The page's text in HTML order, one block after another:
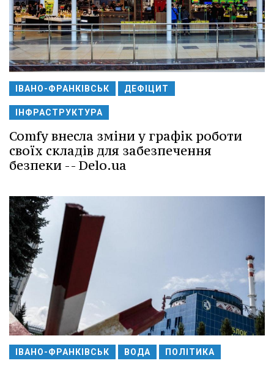
ІВАНО-ФРАНКІВСЬК ДЕФІЦИТ
ІНФРАСТРУКТУРА
Comfy внесла зміни у графік роботи
своїх складів для забезпечення
безпеки -- Delo.ua
ІВАНО-ФРАНКІВСЬК ВОДА ПОЛІТИКА